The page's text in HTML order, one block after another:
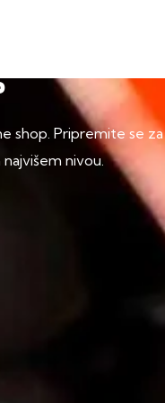
shop. Pripremite se za
nivou.